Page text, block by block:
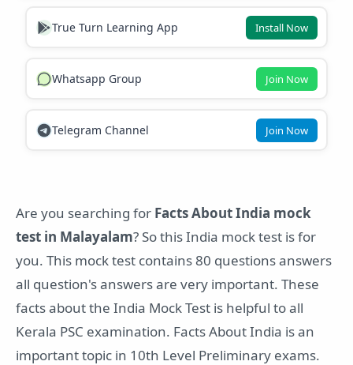
True Turn Learning App Install Now
Whatsapp Group Join Now
Telegram Channel Join Now
Are you searching for Facts About India mock
test in Malayalam? So this India mock test is for
you. This mock test contains 80 questions answers
all question's answers are very important. These
facts about the India Mock Test is helpful to all
Kerala PSC examination. Facts About India is an
important topic in 10th Level Preliminary exams.